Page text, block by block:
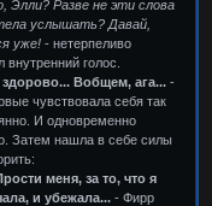
Элли? Разве не эти слова
услышать? Давай,
уже! - нетерпеливо
внутренний голос.
здорово... Вобщем, ага... -
чувствовала себя так
И одновременно
Затем нашла в себе силы
меня, за то, что я
и убежала...- Фирр